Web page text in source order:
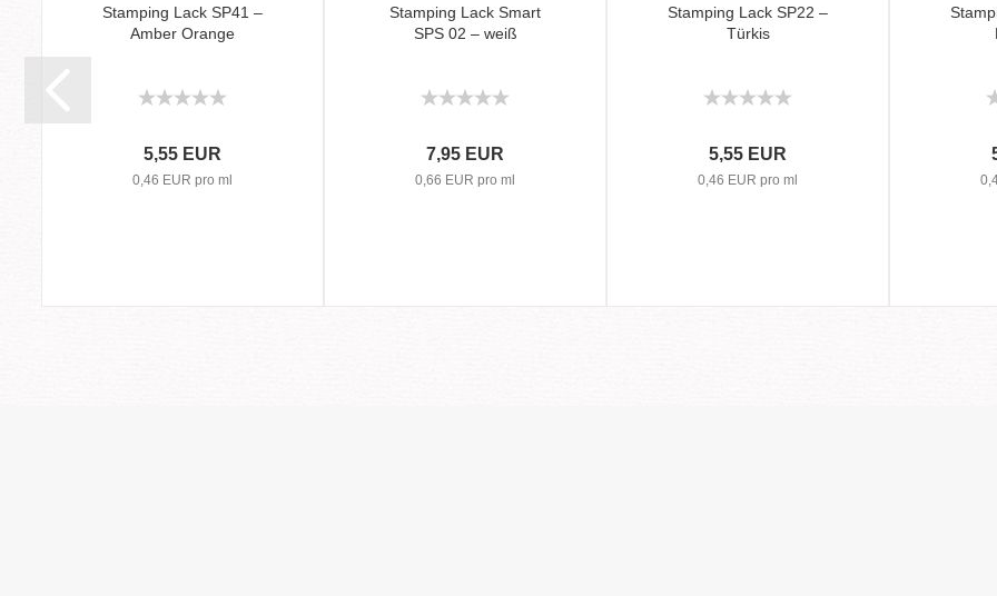
Stamping Lack SP41 –
Amber Orange
5,55 EUR
0,46 EUR pro ml
Stamping Lack Smart
SPS 02 – weiß
7,95 EUR
0,66 EUR pro ml
Stamping Lack SP22 –
Türkis
5,55 EUR
0,46 EUR pro ml